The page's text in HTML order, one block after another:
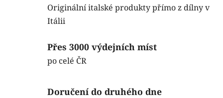
Originální italské produkty přímo z dílny v
Itálii
Přes 3000 výdejních míst
po celé ČR
Doručení do druhého dne